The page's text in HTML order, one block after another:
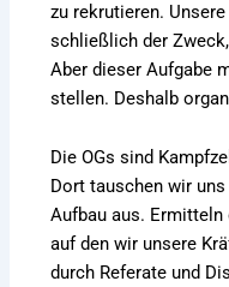
zu rekrutieren.
schließlich der
Aber dieser Aufgabe
stellen. Deshalb
Die OGs sind
Dort tauschen wir
Aufbau aus.
auf den wir unsere
durch Referate und